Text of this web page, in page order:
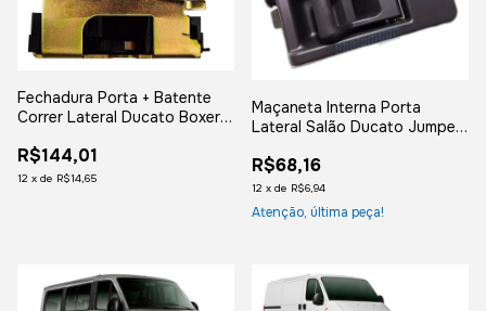
Fechadura Porta + Batente
Correr Lateral Ducato Boxer
R$144,01
12 x de R$14,65
Maçaneta Interna Porta
Lateral Salão Ducato Jumper
R$68,16
12 x de R$6,94
Atenção, última peça!